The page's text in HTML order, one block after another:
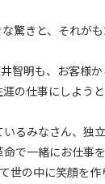
驚きと、それが
智明も、お客様か
の仕事にしよう
るみなさん、独
で一緒にお仕事
世の中に笑顔を